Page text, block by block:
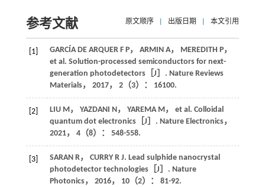
参考文献 原文顺序 出版日期 本文引用
[1] GARCÍA DE ARQUER F P， ARMIN A， MEREDITH P，
et al. Solution-processed semiconductors for next-
generation photodetectors［J］. Nature Reviews
Materials， 2017， 2（3）： 16100.
[2] LIU M， YAZDANI N， YAREMA M， et al. Colloidal
quantum dot electronics［J］. Nature Electronics，
2021， 4（8）： 548-558.
[3] SARAN R， CURRY R J. Lead sulphide nanocrystal
photodetector technologies［J］. Nature
Photonics， 2016， 10（2）： 81-92.